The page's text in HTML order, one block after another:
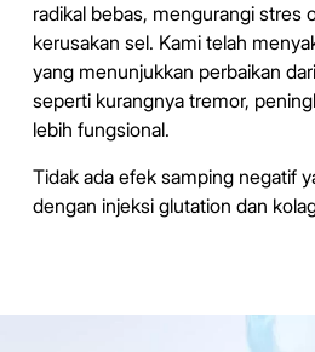
radikal bebas, mengurangi stres
kerusakan sel. Kami telah
yang menunjukkan perbaikan
seperti kurangnya tremor,
lebih fungsional.
Tidak ada efek samping negatif
dengan injeksi glutation dan